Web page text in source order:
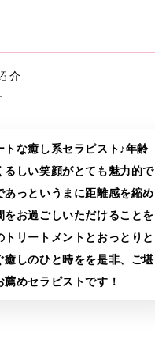
介
な癒し系セラピスト♪年齢
しい笑顔がとても魅力的で
っというまに距離感を縮め
お過ごしいただけることを
リートメントとおっとりと
しのひと時をを是非、ご堪
薦めセラピストです！